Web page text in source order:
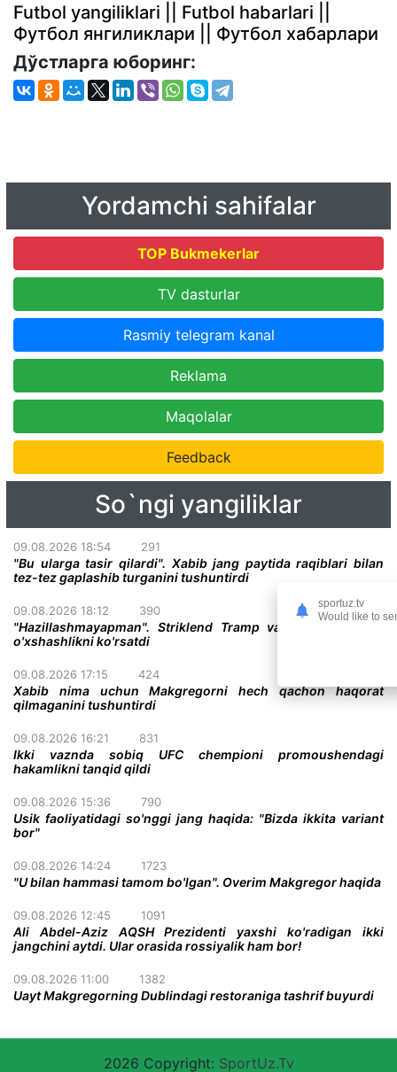
Futbol yangiliklari || Futbol habarlari ||
Футбол янгиликлари || Футбол хабарлари
Дўстларга юборинг:
Yordamchi sahifalar
TOP Bukmekerlar
TV dasturlar
Rasmiy telegram kanal
Reklama
Maqolalar
Feedback
So`ngi yangiliklar
09.08.2026 18:54 291
"Bu ularga tasir qilardi". Xabib jang paytida raqiblari bilan
tez-tez gaplashib turganini tushuntirdi
09.08.2026 18:12 390
"Hazillashmayapman". Striklend Tramp va Gitler o'rtasida
o'xshashlikni ko'rsatdi
09.08.2026 17:15 424
Xabib nima uchun Makgregorni hech qachon haqorat
qilmaganini tushuntirdi
09.08.2026 16:21 831
Ikki vaznda sobiq UFC chempioni promoushendagi
hakamlikni tanqid qildi
09.08.2026 15:36 790
Usik faoliyatidagi so'nggi jang haqida: "Bizda ikkita variant
bor"
09.08.2026 14:24 1723
"U bilan hammasi tamom bo'lgan". Overim Makgregor haqida
09.08.2026 12:45 1091
Ali Abdel-Aziz AQSH Prezidenti yaxshi ko'radigan ikki
jangchini aytdi. Ular orasida rossiyalik ham bor!
09.08.2026 11:00 1382
Uayt Makgregorning Dublindagi restoraniga tashrif buyurdi
2026 Copyright: SportUz.Tv
sportuz.tv
Would like to